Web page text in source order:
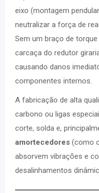
eixo (montagem
neutralizar a força de
Sem um braço de
carcaça do redutor
causando danos
componentes internos.
A fabricação de alta
carbono ou ligas
corte, solda e,
amortecedores (como
absorvem vibrações e
desalinhamentos